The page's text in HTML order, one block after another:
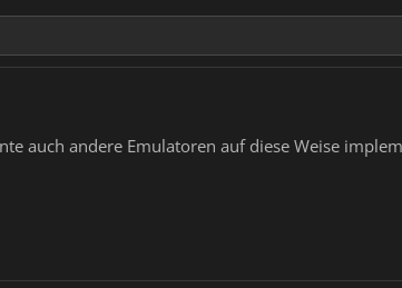
auch andere Emulatoren auf diese Weise